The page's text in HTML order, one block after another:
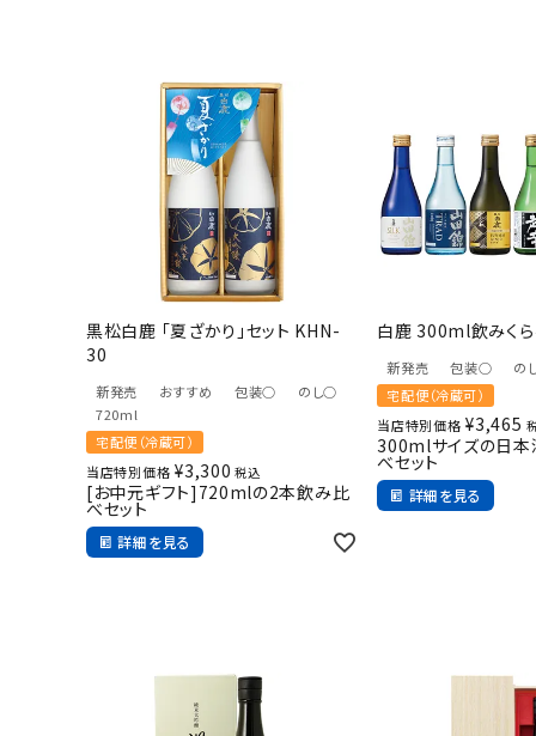
黒松白鹿 「夏ざかり」セット KHN-
30
新発売 おすすめ 包装○
のし○
720ml
宅配便（冷蔵可）
当店特別価格 ¥3,300 税込
[お中元ギフト]720mlの2本飲み比
べセット
詳細を見る
白鹿 300ml飲みくら
新発売 包装○
の
宅配便（冷蔵可）
当店特別価格 ¥3,465
300mlサイズの日本
べセット
詳細を見る